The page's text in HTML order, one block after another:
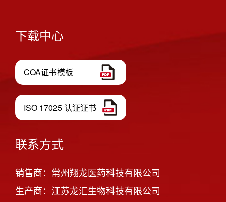
下载中心
COA证书模板
ISO 17025 认证证书
联系方式
销售商：常州翔龙医药科技有限公司
生产商：江苏龙汇生物科技有限公司